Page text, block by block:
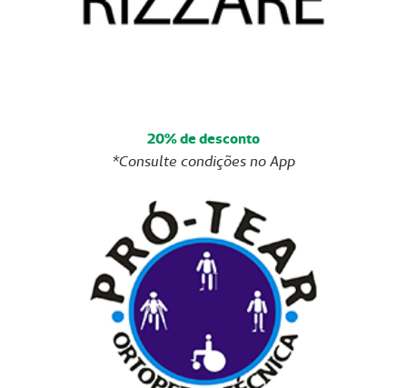
20% de desconto
*Consulte condições no App